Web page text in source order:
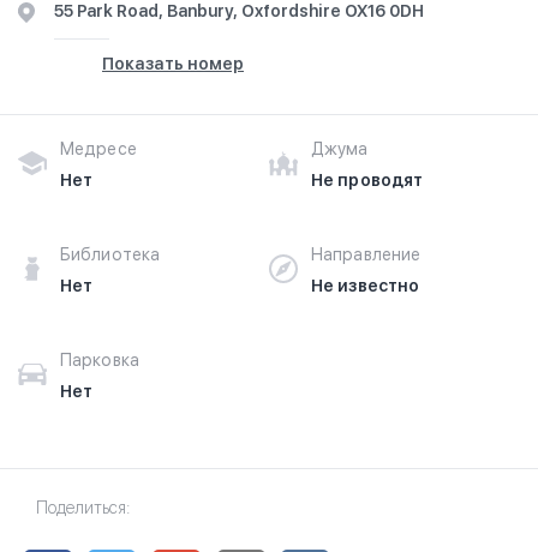
55 Park Road, Banbury, Oxfordshire OX16 0DH
Показать номер
Медресе
Нет
Джума
Не проводят
Библиотека
Нет
Направление
Не известно
Парковка
Нет
Поделиться: